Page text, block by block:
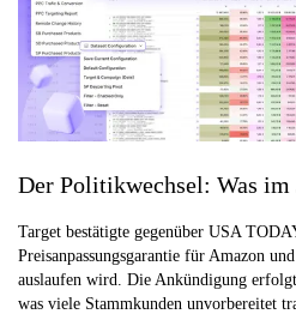
Der Politikwechsel: Was im
Target bestätigte gegenüber USA
Preisanpassungsgarantie für Amazon
auslaufen wird. Die Ankündigung
was viele Stammkunden unvorbereitet